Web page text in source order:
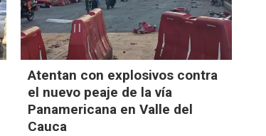
Atentan con explosivos contra
el nuevo peaje de la vía
Panamericana en Valle del
Cauca